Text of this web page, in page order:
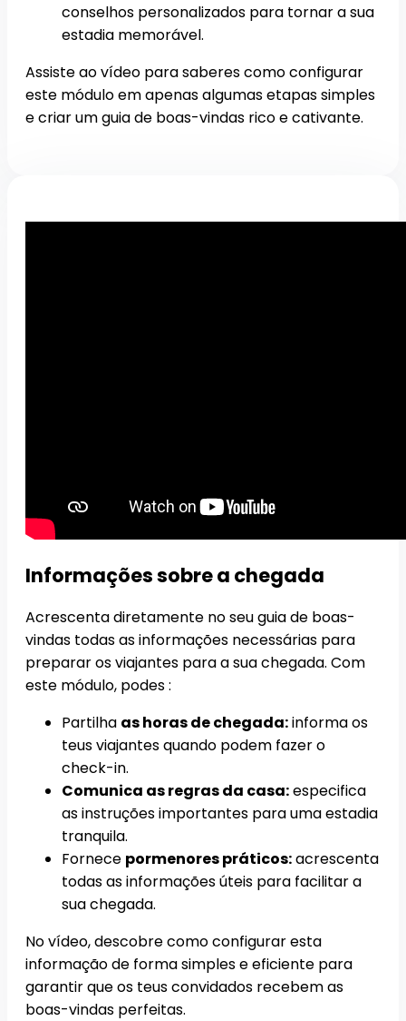
conselhos personalizados para tornar a sua
estadia memorável.
Assiste ao vídeo para saberes como configurar
este módulo em apenas algumas etapas simples
e criar um guia de boas-vindas rico e cativante.
Informações sobre a chegada
Acrescenta diretamente no seu guia de boas-
vindas todas as informações necessárias para
preparar os viajantes para a sua chegada. Com
este módulo, podes :
Partilha as horas de chegada:informa os
teus viajantes quando podem fazer o
check-in.
Comunica as regras da casa:especifica
as instruções importantes para uma estadia
tranquila.
Fornece pormenores práticos:acrescenta
todas as informações úteis para facilitar a
sua chegada.
No vídeo, descobre como configurar esta
informação de forma simples e eficiente para
garantir que os teus convidados recebem as
boas-vindas perfeitas.